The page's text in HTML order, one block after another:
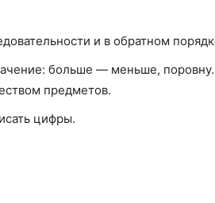
и в обратном
больше — меньше,
предметов.
цифры.